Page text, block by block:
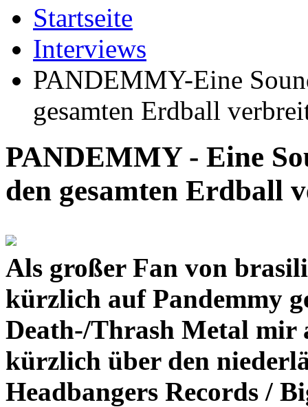
Startseite
Interviews
PANDEMMY-Eine
gesamten Erdball
PANDEMMY - Eine
den gesamten Erdball
Als großer Fan von
kürzlich auf Pandemmy
Death-/Thrash Metal mir
kürzlich über den
Headbangers Records /